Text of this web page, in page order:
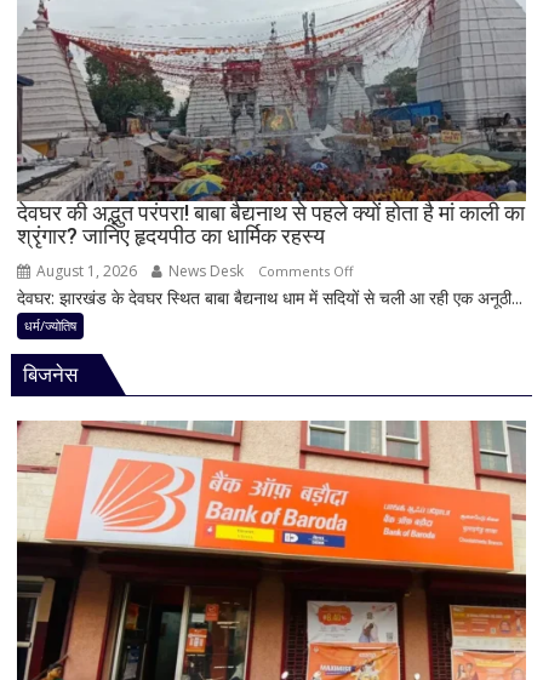
के
बन
रहे
योग
से
पहले
जान
लें
ये
4
अहम
नियम,
मानी
शिव
की
देवघर की अद्भुत परंपरा! बाबा बैद्यनाथ से पहले क्यों होता है मां काली का
श्रृंगार? जानिए हृदयपीठ का धार्मिक रहस्य
August 1, 2026 News Desk Comments Offon
देवघर
बैद्यनाथ
से
पहले
है
काली
का
श्रृंगार?
देवघर: झारखंड के देवघर स्थित बाबा बैद्यनाथ धाम में सदियों से चली आ रही एक अनूठी...
धर्म/ज्योतिष
बिजनेस